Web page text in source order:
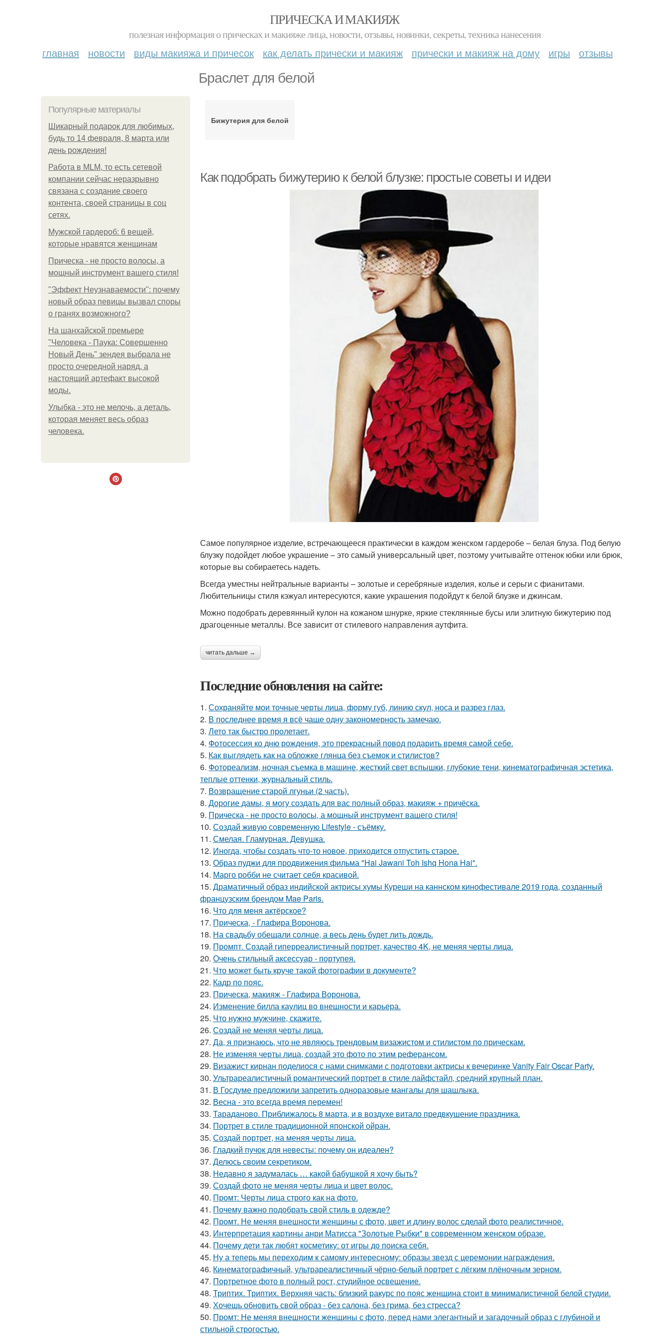
ПРИЧЕСКА И МАКИЯЖ
полезная информация о прическах и макияже лица, новости, отзывы, новинки, секреты, техника нанесения
главная новости виды макияжа и причесок как делать прически и макияж прически и макияж на дому игры отзывы
Браслет для белой
Популярные материалы
Шикарный подарок для любимых,
будь то 14 февраля, 8 марта или
день рождения!
Работа в MLM, то есть сетевой
компании сейчас неразрывно
связана с создание своего
контента, своей страницы в соц
сетях.
Мужской гардероб: 6 вещей,
которые нравятся женщинам
Прическа - не просто волосы, а
мощный инструмент вашего стиля!
"Эффект Неузнаваемости": почему
новый образ певицы вызвал споры
о гранях возможного?
На шанхайской премьере
"Человека - Паука: Совершенно
Новый День" зендея выбрала не
просто очередной наряд, а
настоящий артефакт высокой
моды.
Улыбка - это не мелочь, а деталь,
которая меняет весь образ
человека.
Бижутерия для белой
Как подобрать бижутерию к белой блузке: простые советы и идеи
Самое популярное изделие, встречающееся практически в каждом женском гардеробе – белая блуза. Под белую
блузку подойдет любое украшение – это самый универсальный цвет, поэтому учитывайте оттенок юбки или брюк,
которые вы собираетесь надеть.
Всегда уместны нейтральные варианты – золотые и серебряные изделия, колье и серьги с фианитами.
Любительницы стиля кэжуал интересуются, какие украшения подойдут к белой блузке и джинсам.
Можно подобрать деревянный кулон на кожаном шнурке, яркие стеклянные бусы или элитную бижутерию под
драгоценные металлы. Все зависит от стилевого направления аутфита.
читать дальше →
Последние обновления на сайте:
1. Сохраняйте мои точные черты лица, форму губ, линию скул, носа и разрез глаз.
2. В последнее время я всё чаще одну закономерность замечаю.
3. Лето так быстро пролетает.
4. Фотосессия ко дню рождения, это прекрасный повод подарить время самой себе.
5. Как выглядеть как на обложке глянца без съемок и стилистов?
6. Фотореализм, ночная съемка в машине, жесткий свет вспышки, глубокие тени, кинематографичная эстетика,
теплые оттенки, журнальный стиль.
7. Возвращение старой лгуньи (2 часть).
8. Дорогие дамы, я могу создать для вас полный образ, макияж + причёска.
9. Прическа - не просто волосы, а мощный инструмент вашего стиля!
10. Создай живую современную Lifestyle - съёмку.
11. Смелая. Гламурная. Девушка.
12. Иногда, чтобы создать что-то новое, приходится отпустить старое.
13. Образ пуджи для продвижения фильма "Hai Jawani Toh Ishq Hona Hai".
14. Марго робби не считает себя красивой.
15. Драматичный образ индийской актрисы хумы Куреши на каннском кинофестивале 2019 года, созданный
французским брендом Mae Paris.
16. Что для меня актёрское?
17. Прическа, - Глафира Воронова.
18. На свадьбу обещали солнце, а весь день будет лить дождь.
19. Промпт. Создай гиперреалистичный портрет, качество 4K, не меняя черты лица.
20. Очень стильный аксессуар - портупея.
21. Что может быть круче такой фотографии в документе?
22. Кадр по пояс.
23. Прическа, макияж - Глафира Воронова.
24. Изменение билла каулиц во внешности и карьера.
25. Что нужно мужчине, скажите.
26. Создай не меняя черты лица.
27. Да, я признаюсь, что не являюсь трендовым визажистом и стилистом по прическам.
28. Не изменяя черты лица, создай это фото по этим реферансом.
29. Визажист кирнан поделиося с нами снимками с подготовки актрисы к вечеринке Vanity Fair Oscar Party.
30. Ультрареалистичный романтический портрет в стиле лайфстайл, средний крупный план.
31. В Госдуме предложили запретить одноразовые мангалы для шашлыка.
32. Весна - это всегда время перемен!
33. Тараданово. Приближалось 8 марта, и в воздухе витало предвкушение праздника.
34. Портрет в стиле традиционной японской ойран.
35. Создай портрет, на меняя черты лица.
36. Гладкий пучок для невесты: почему он идеален?
37. Делюсь своим секретиком.
38. Недавно я задумалась … какой бабушкой я хочу быть?
39. Создай фото не меняя черты лица и цвет волос.
40. Промт: Черты лица строго как на фото.
41. Почему важно подобрать свой стиль в одежде?
42. Промт. Не меняя внешности женщины с фото, цвет и длину волос сделай фото реалистичное.
43. Интерпретация картины анри Матисса "Золотые Рыбки" в современном женском образе.
44. Почему дети так любят косметику: от игры до поиска себя.
45. Ну а теперь мы переходим к самому интересному: образы звезд с церемонии награждения.
46. Кинематографичный, ультрареалистичный чёрно-белый портрет с лёгким плёночным зерном.
47. Портретное фото в полный рост, студийное освещение.
48. Триптих. Триптих. Верхняя часть: близкий ракурс по пояс женщина стоит в минималистичной белой студии.
49. Хочешь обновить свой образ - без салона, без грима, без стресса?
50. Промт: Не меняя внешности женщины с фото, перед нами элегантный и загадочный образ с глубиной и
стильной строгостью.